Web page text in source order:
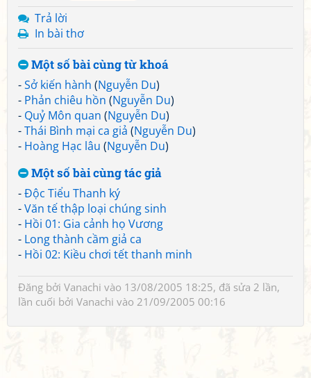
Trả lời
In bài thơ
Một số bài cùng từ khoá
-Sở kiến hành (Nguyễn Du)
- Phản chiêu hồn (Nguyễn Du)
- Quỷ Môn quan (Nguyễn Du)
-Thái Bình mại ca giả (Nguyễn Du)
- Hoàng Hạc lâu (Nguyễn Du)
Một số bài cùng tác giả
-Độc Tiểu Thanh ký
-Văn tế thập loại chúng sinh
- Hồi 01: Gia cảnh họ Vương
- Long thành cầm giả ca
- Hồi 02: Kiều chơi tết thanh minh
Đăng bởi Vanachi vào 13/08/2005 18:25, đã sửa 2 lần,
lần cuối bởi Vanachi vào 21/09/2005 00:16